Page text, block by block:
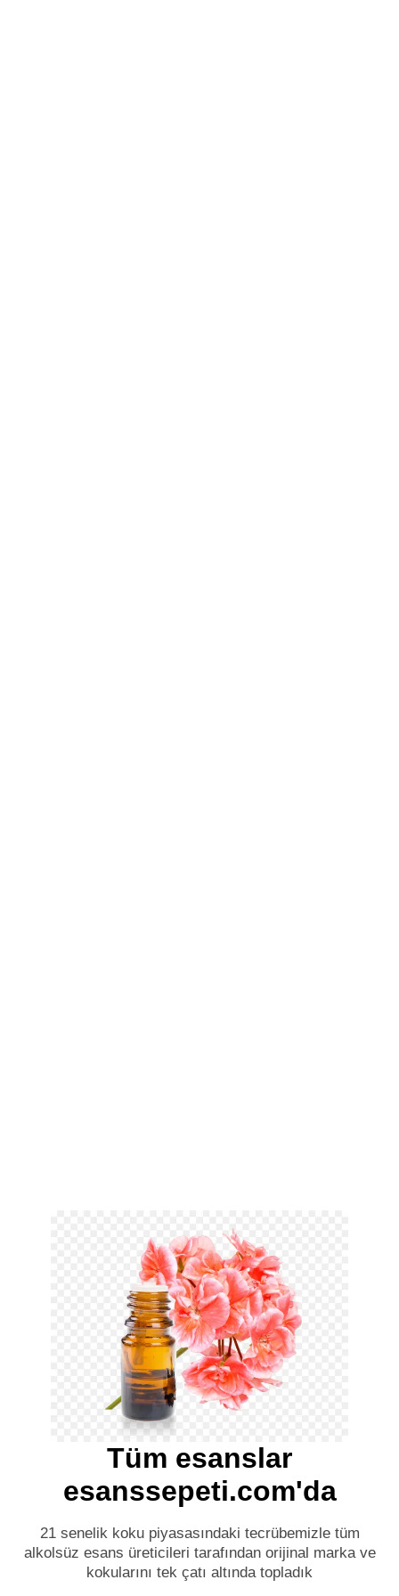
Tüm esanslar
esanssepeti.com'da
21 senelik koku piyasasındaki tecrübemizle tüm
alkolsüz esans üreticileri tarafından orijinal marka ve
kokularını tek çatı altında topladık